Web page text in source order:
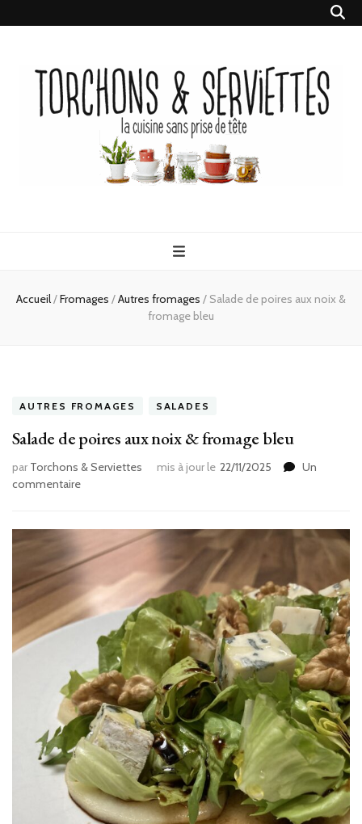
Serviettes
Accueil/Fromages /Autres fromages / Salade de poires aux noix &
fromage bleu
AUTRES FROMAGES SALADES
Salade de poires aux noix & fromage bleu
par Torchons & Serviettes mis à jour le 22/11/2025
Un
commentairesur
poires
aux
noix
fromage
bleu